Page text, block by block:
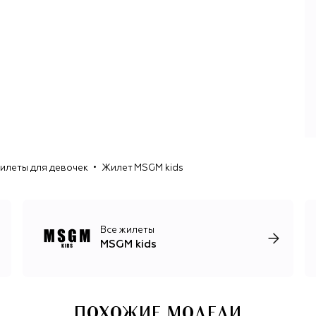
для девочек Жилет MSGM kids
Все жилеты
MSGM kids